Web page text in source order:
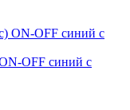
OFF синий с